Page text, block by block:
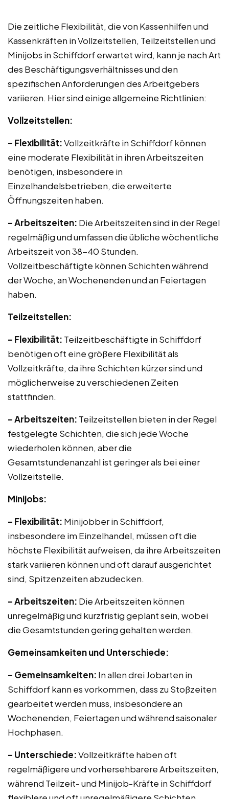
Die zeitliche Flexibilität, die von Kassenhilfen und
Kassenkräften in Vollzeitstellen, Teilzeitstellen und
Minijobs in Schiffdorf erwartet wird, kann je nach Art
des Beschäftigungsverhältnisses und den
spezifischen Anforderungen des Arbeitgebers
variieren. Hier sind einige allgemeine Richtlinien:
Vollzeitstellen:
– Flexibilität:Vollzeitkräfte in Schiffdorf können
eine moderate Flexibilität in ihren Arbeitszeiten
benötigen, insbesondere in
Einzelhandelsbetrieben, die erweiterte
Öffnungszeiten haben.
– Arbeitszeiten: Die Arbeitszeiten sind in der Regel
regelmäßig und umfassen die übliche wöchentliche
Arbeitszeit von 38-40 Stunden.
Vollzeitbeschäftigte können Schichten während
der Woche, an Wochenenden und an Feiertagen
haben.
Teilzeitstellen:
– Flexibilität: Teilzeitbeschäftigte in Schiffdorf
benötigen oft eine größere Flexibilität als
Vollzeitkräfte, da ihre Schichten kürzer sind und
möglicherweise zu verschiedenen Zeiten
stattfinden.
– Arbeitszeiten: Teilzeitstellen bieten in der Regel
festgelegte Schichten, die sich jede Woche
wiederholen können, aber die
Gesamtstundenanzahl ist geringer als bei einer
Vollzeitstelle.
Minijobs:
– Flexibilität: Minijobber in Schiffdorf,
insbesondere im Einzelhandel, müssen oft die
höchste Flexibilität aufweisen, da ihre Arbeitszeiten
stark variieren können und oft darauf ausgerichtet
sind, Spitzenzeiten abzudecken.
– Arbeitszeiten: Die Arbeitszeiten können
unregelmäßig und kurzfristig geplant sein, wobei
die Gesamtstunden gering gehalten werden.
Gemeinsamkeiten und Unterschiede:
– Gemeinsamkeiten: In allen drei Jobarten in
Schiffdorf kann es vorkommen, dass zu Stoßzeiten
gearbeitet werden muss, insbesondere an
Wochenenden, Feiertagen und während saisonaler
Hochphasen.
– Unterschiede:Vollzeitkräfte haben oft
regelmäßigere und vorhersehbarere Arbeitszeiten,
während Teilzeit- und Minijob-Kräfte in Schiffdorf